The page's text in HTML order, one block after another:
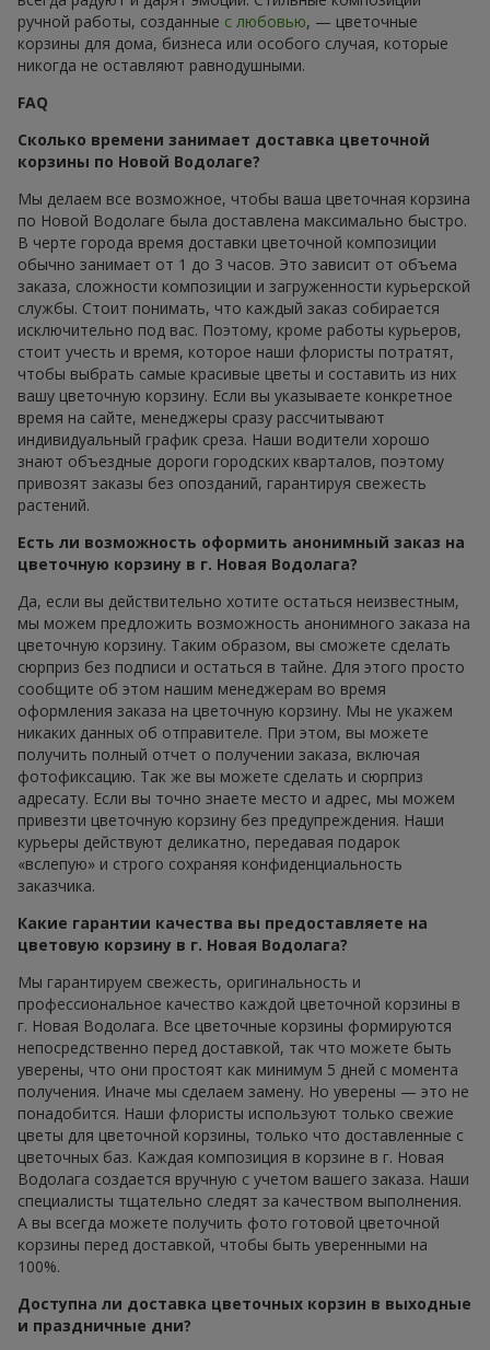
ручной работы, созданные с любовью, — цветочные
корзины для дома, бизнеса или особого случая, которые
никогда не оставляют равнодушными.
FAQ
Сколько времени занимает доставка цветочной
корзины по Новой Водолаге?
Мы делаем все возможное, чтобы ваша цветочная корзина
по Новой Водолаге была доставлена максимально быстро.
В черте города время доставки цветочной композиции
обычно занимает от 1 до 3 часов. Это зависит от объема
заказа, сложности композиции и загруженности курьерской
службы. Стоит понимать, что каждый заказ собирается
исключительно под вас. Поэтому, кроме работы курьеров,
стоит учесть и время, которое наши флористы потратят,
чтобы выбрать самые красивые цветы и составить из них
вашу цветочную корзину. Если вы указываете конкретное
время на сайте, менеджеры сразу рассчитывают
индивидуальный график среза. Наши водители хорошо
знают объездные дороги городских кварталов, поэтому
привозят заказы без опозданий, гарантируя свежесть
растений.
Есть ли возможность оформить анонимный заказ на
цветочную корзину в г. Новая Водолага?
Да, если вы действительно хотите остаться неизвестным,
мы можем предложить возможность анонимного заказа на
цветочную корзину. Таким образом, вы сможете сделать
сюрприз без подписи и остаться в тайне. Для этого просто
сообщите об этом нашим менеджерам во время
оформления заказа на цветочную корзину. Мы не укажем
никаких данных об отправителе. При этом, вы можете
получить полный отчет о получении заказа, включая
фотофиксацию. Так же вы можете сделать и сюрприз
адресату. Если вы точно знаете место и адрес, мы можем
привезти цветочную корзину без предупреждения. Наши
курьеры действуют деликатно, передавая подарок
«вслепую» и строго сохраняя конфиденциальность
заказчика.
Какие гарантии качества вы предоставляете на
цветовую корзину в г. Новая Водолага?
Мы гарантируем свежесть, оригинальность и
профессиональное качество каждой цветочной корзины в
г. Новая Водолага. Все цветочные корзины формируются
непосредственно перед доставкой, так что можете быть
уверены, что они простоят как минимум 5 дней с момента
получения. Иначе мы сделаем замену. Но уверены — это не
понадобится. Наши флористы используют только свежие
цветы для цветочной корзины, только что доставленные с
цветочных баз. Каждая композиция в корзине в г. Новая
Водолага создается вручную с учетом вашего заказа. Наши
специалисты тщательно следят за качеством выполнения.
А вы всегда можете получить фото готовой цветочной
корзины перед доставкой, чтобы быть уверенными на
100%.
Доступна ли доставка цветочных корзин в выходные
и праздничные дни?